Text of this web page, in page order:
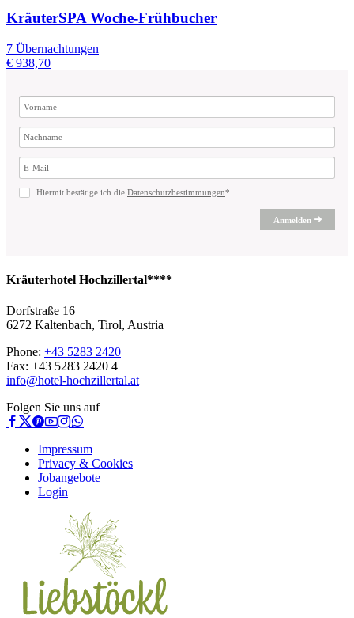
KräuterSPA Woche-Frühbucher
7 Übernachtungen
€ 938,70
Hiermit bestätige ich die Datenschutzbestimmungen*
Anmelden
Kräuterhotel Hochzillertal****
Dorfstraße 16
6272 Kaltenbach, Tirol, Austria
Phone: +43 5283 2420
Fax: +43 5283 2420 4
info@hotel-hochzillertal.at
Folgen Sie uns auf
Impressum
Privacy & Cookies
Jobangebote
Login